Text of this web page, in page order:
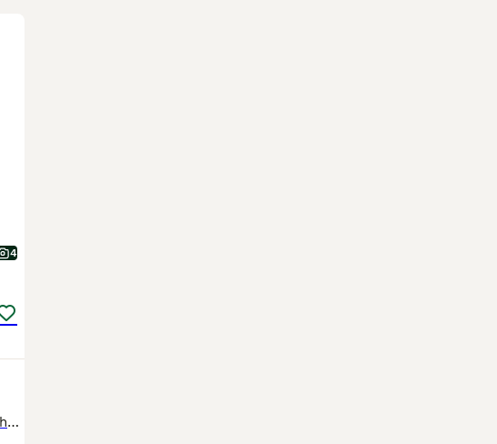
4
Brun SWB valack f 2023 mkh 168. Zino-Cathageno Modern sporthäst som är lätt i typen och korrekt exteriört. Löshoppar väldigt fint. Inridning påbörjad i skritt och trav. Genomförde 3årstest maj 2026. Frisk och sund individ som är snäll och okomplicerad i all hantering, van vid trafik och barn. Uppfödd på liten gård med mycket utevistelse i stora hagar med stock och sten